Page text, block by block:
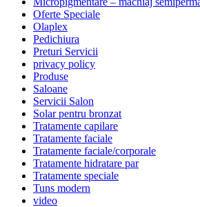
Oferte Speciale
Olaplex
Pedichiura
Preturi Servicii
privacy policy
Produse
Saloane
Servicii Salon
Solar pentru bronzat
Tratamente capilare
Tratamente faciale
Tratamente faciale/corporale
Tratamente hidratare par
Tratamente speciale
Tuns modern
video